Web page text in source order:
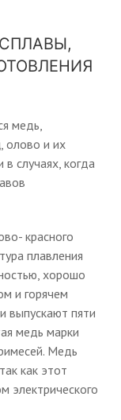
медь,
олово и их
случаях, когда
красного
плавления
хорошо
и горячем
выпускают пяти
медь марки
Медь
как этот
электрического